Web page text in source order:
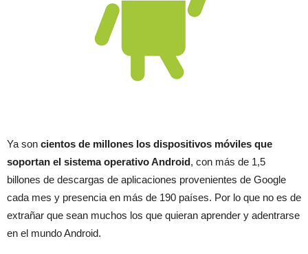
Ya son cientos de millones los dispositivos móviles que
soportan el sistema operativo Android, con más de 1,5
billones de descargas de aplicaciones provenientes de Google
cada mes y presencia en más de 190 países. Por lo que no es de
extrañar que sean muchos los que quieran aprender y adentrarse
en el mundo Android.